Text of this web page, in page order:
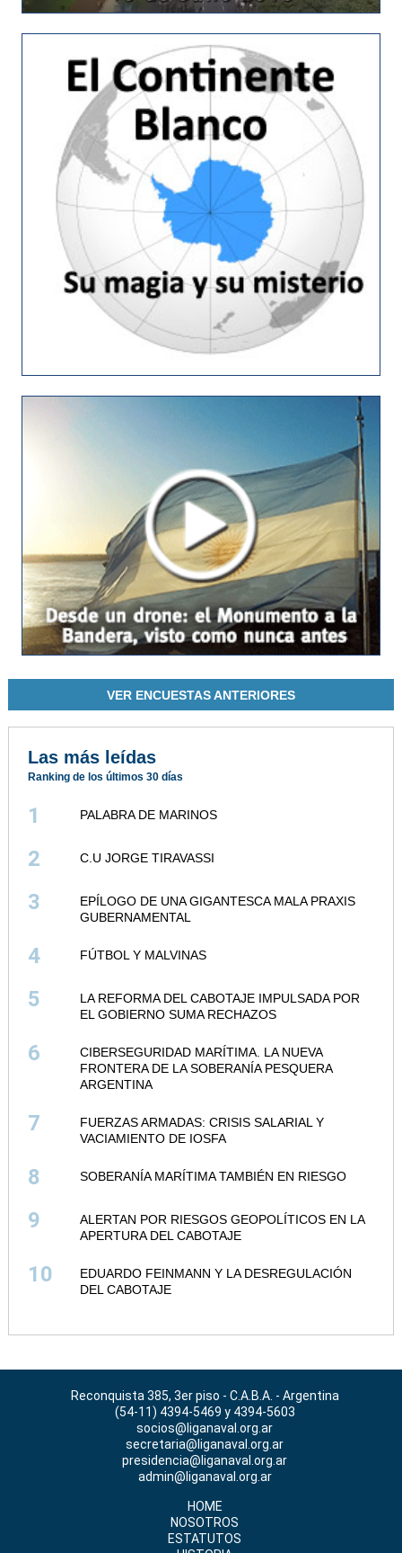
VER ENCUESTAS ANTERIORES
Las más leídas
Ranking de los últimos 30 días
1 PALABRA DE MARINOS
2 C.U JORGE TIRAVASSI
3
EPÍLOGO DE UNA GIGANTESCA MALA PRAXIS
GUBERNAMENTAL
4 FÚTBOL Y MALVINAS
5
LA REFORMA DEL CABOTAJE IMPULSADA POR
EL GOBIERNO SUMA RECHAZOS
6
CIBERSEGURIDAD MARÍTIMA. LA NUEVA
FRONTERA DE LA SOBERANÍA PESQUERA
ARGENTINA
7
FUERZAS ARMADAS: CRISIS SALARIAL Y
VACIAMIENTO DE IOSFA
8 SOBERANÍA MARÍTIMA TAMBIÉN EN RIESGO
9
ALERTAN POR RIESGOS GEOPOLÍTICOS EN LA
APERTURA DEL CABOTAJE
10
EDUARDO FEINMANN Y LA DESREGULACIÓN
DEL CABOTAJE
Reconquista 385, 3er piso - C.A.B.A. - Argentina
(54-11) 4394-5469 y 4394-5603
socios@liganaval.org.ar
secretaria@liganaval.org.ar
presidencia@liganaval.org.ar
admin@liganaval.org.ar
HOME
NOSOTROS
ESTATUTOS